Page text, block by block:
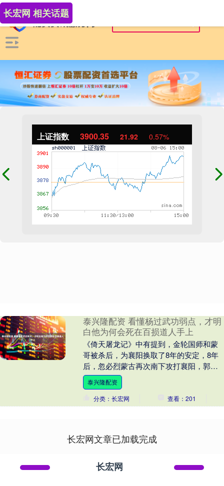
上证指数 3900.35 21.92 0.57%
长宏网 相关话题
泰兴隆配资 看懂杨过武功弱点，才明
白他为何会死在百损道人手上
《倚天屠龙记》中有提到，金轮国师和蒙
哥被杀后，为襄阳换取了8年的安定，8年
后，忽必烈蒙古再次南下攻打襄阳，郭靖
号召江湖群雄前来助阵。 在江湖众人齐心
协力下，苦苦....
泰兴隆配资
分类：长宏网
查看：201
长宏网文章已加载完成
长宏网